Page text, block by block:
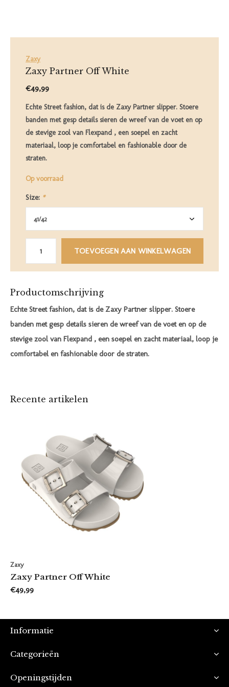
Zaxy
Zaxy Partner Off White
€49,99
Echte Street fashion, dat is de Zaxy Partner slipper. Stoere
banden met gesp details sieren de wreef van de voet en op
de stevige zool van Flexpand , een soepel en zacht
materiaal, loop je comfortabel en fashionable door de
straten.
Op voorraad
Size: *
TOEVOEGEN AAN WINKELWAGEN
Productomschrijving
Echte Street fashion, dat is de Zaxy Partner slipper. Stoere
banden met gesp details sieren de wreef van de voet en op de
stevige zool van Flexpand , een soepel en zacht materiaal, loop je
comfortabel en fashionable door de straten.
Recente artikelen
Zaxy
Zaxy Partner Off White
€49,99
Informatie
Categorieën
Openingstijden